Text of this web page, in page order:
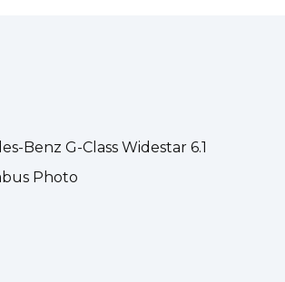
Benz G-Class Widestar 6.1
Photo